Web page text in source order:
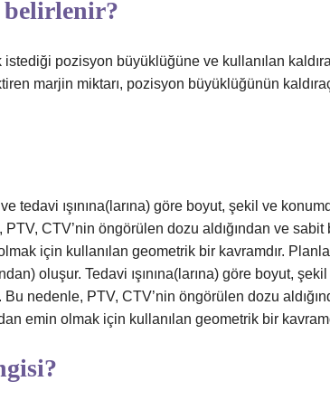
belirlenir?
istediği pozisyon büyüklüğüne ve kullanılan
marjin miktarı, pozisyon büyüklüğünün
tedavi ışınına(larına) göre boyut, şekil ve
CTV’nin öngörülen dozu aldığından ve
için kullanılan geometrik bir kavramdır.
oluşur. Tedavi ışınına(larına) göre boyut,
nedenle, PTV, CTV’nin öngörülen dozu
emin olmak için kullanılan geometrik bir